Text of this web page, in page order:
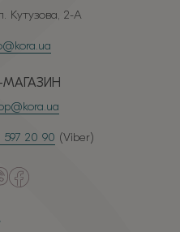
Кутузова, 2-А
МАГАЗИН
20 90 (Viber)